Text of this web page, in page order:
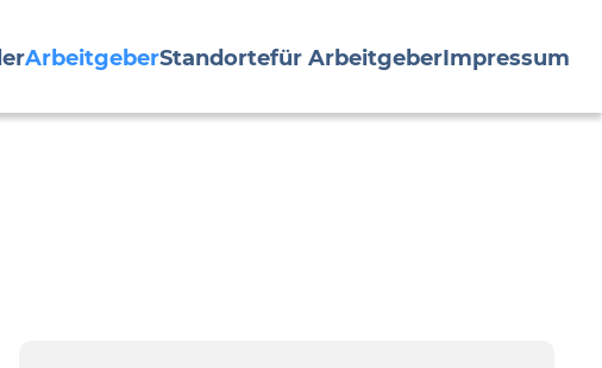
ArbeitgeberStandortefür ArbeitgeberImpressum